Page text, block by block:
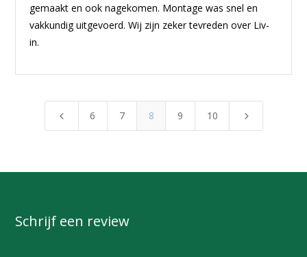
gemaakt en ook nagekomen. Montage was snel en
vakkundig uitgevoerd. Wij zijn zeker tevreden over Liv-
in.
4 6 7 8 9 10 5
Schrijf een review